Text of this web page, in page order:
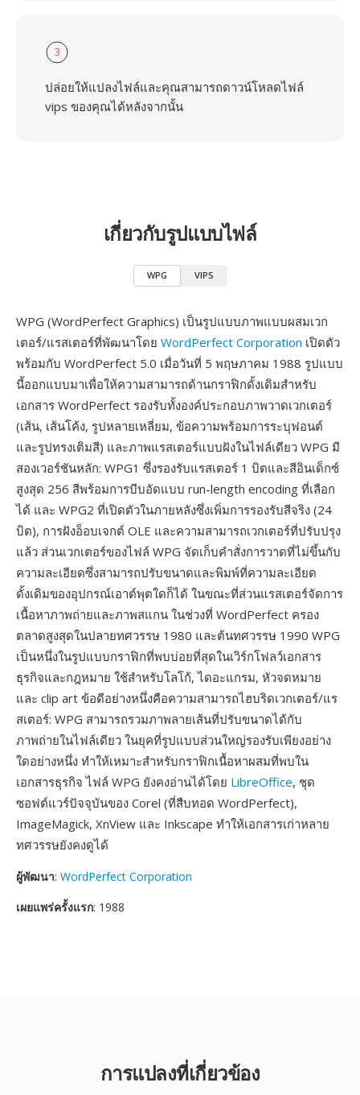
3
ปล่อยให้แปลงไฟล์และคุณสามารถดาวน์โหลดไฟล์
vips ของคุณได้หลังจากนั้น
เกี่ยวกับรูปแบบไฟล์
WPG VIPS
WPG (WordPerfect Graphics) เป็นรูปแบบภาพแบบผสมเวก
เตอร์/แรสเตอร์ที่พัฒนาโดย WordPerfect Corporation เปิดตัว
พร้อมกับ WordPerfect 5.0 เมื่อวันที่ 5 พฤษภาคม 1988 รูปแบบ
นี้ออกแบบมาเพื่อให้ความสามารถด้านกราฟิกดั้งเดิมสำหรับ
เอกสาร WordPerfect รองรับทั้งองค์ประกอบภาพวาดเวกเตอร์
(เส้น, เส้นโค้ง, รูปหลายเหลี่ยม, ข้อความพร้อมการระบุฟอนต์
และรูปทรงเติมสี) และภาพแรสเตอร์แบบฝังในไฟล์เดียว WPG มี
สองเวอร์ชันหลัก: WPG1 ซึ่งรองรับแรสเตอร์ 1 บิตและสีอินเด็กซ์
สูงสุด 256 สีพร้อมการบีบอัดแบบ run-length encoding ที่เลือก
ได้ และ WPG2 ที่เปิดตัวในภายหลังซึ่งเพิ่มการรองรับสีจริง (24
บิต), การฝังอ็อบเจกต์ OLE และความสามารถเวกเตอร์ที่ปรับปรุง
แล้ว ส่วนเวกเตอร์ของไฟล์ WPG จัดเก็บคำสั่งการวาดที่ไม่ขึ้นกับ
ความละเอียดซึ่งสามารถปรับขนาดและพิมพ์ที่ความละเอียด
ดั้งเดิมของอุปกรณ์เอาต์พุตใดก็ได้ ในขณะที่ส่วนแรสเตอร์จัดการ
เนื้อหาภาพถ่ายและภาพสแกน ในช่วงที่ WordPerfect ครอง
ตลาดสูงสุดในปลายทศวรรษ 1980 และต้นทศวรรษ 1990 WPG
เป็นหนึ่งในรูปแบบกราฟิกที่พบบ่อยที่สุดในเวิร์กโฟลว์เอกสาร
ธุรกิจและกฎหมาย ใช้สำหรับโลโก้, ไดอะแกรม, หัวจดหมาย
และ clip art ข้อดีอย่างหนึ่งคือความสามารถไฮบริดเวกเตอร์/แร
สเตอร์: WPG สามารถรวมภาพลายเส้นที่ปรับขนาดได้กับ
ภาพถ่ายในไฟล์เดียว ในยุคที่รูปแบบส่วนใหญ่รองรับเพียงอย่าง
ใดอย่างหนึ่ง ทำให้เหมาะสำหรับกราฟิกเนื้อหาผสมที่พบใน
เอกสารธุรกิจ ไฟล์ WPG ยังคงอ่านได้โดย LibreOffice, ชุด
ซอฟต์แวร์ปัจจุบันของ Corel (ที่สืบทอด WordPerfect),
ImageMagick, XnView และ Inkscape ทำให้เอกสารเก่าหลาย
ทศวรรษยังคงดูได้
ผู้พัฒนา: WordPerfect Corporation
เผยแพร่ครั้งแรก: 1988
การแปลงที่เกี่ยวข้อง